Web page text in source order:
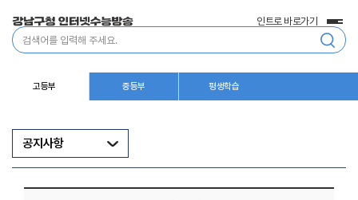
통
합
인트로 바로가기
전
체
메
고등부 중등부 평생학습
공지사항